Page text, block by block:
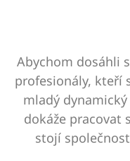
Abychom dosáhli
profesionály, kteří
mladý
dokáže pracovat
stojí